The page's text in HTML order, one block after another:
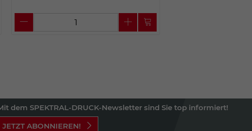
dem SPEKTRAL-DRUCK-Newsletter sind Sie top informiert!
JETZT ABONNIEREN!